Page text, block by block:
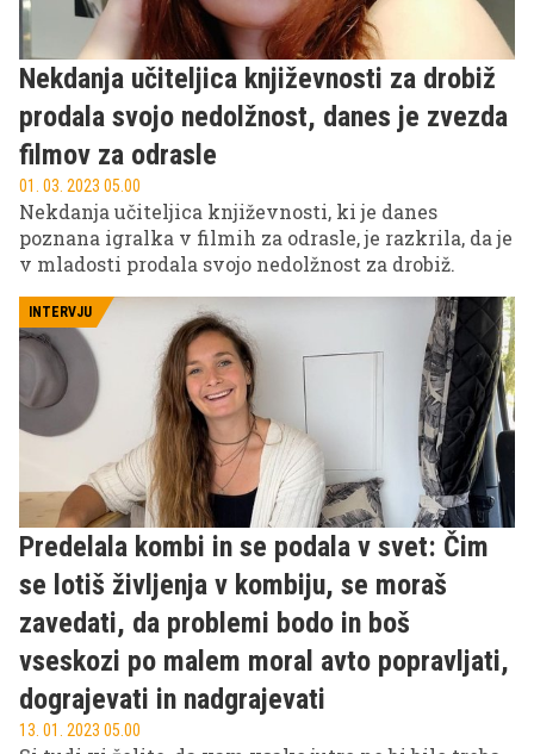
Nekdanja učiteljica književnosti za drobiž
prodala svojo nedolžnost, danes je zvezda
filmov za odrasle
01. 03. 2023 05.00
Nekdanja učiteljica književnosti, ki je danes
poznana igralka v filmih za odrasle, je razkrila, da je
v mladosti prodala svojo nedolžnost za drobiž.
INTERVJU
Predelala kombi in se podala v svet: Čim
se lotiš življenja v kombiju, se moraš
zavedati, da problemi bodo in boš
vseskozi po malem moral avto popravljati,
dograjevati in nadgrajevati
13. 01. 2023 05.00